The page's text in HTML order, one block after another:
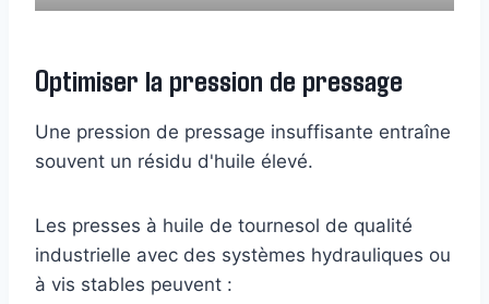
Optimiser la pression de pressage
Une pression de pressage insuffisante entraîne
souvent un résidu d'huile élevé.
Les presses à huile de tournesol de qualité
industrielle avec des systèmes hydrauliques ou
à vis stables peuvent :